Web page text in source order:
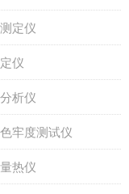
定仪
仪
析仪
牢度测试仪
热仪